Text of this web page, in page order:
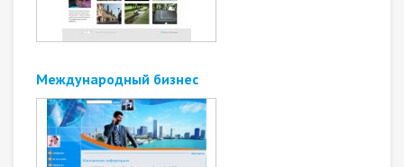
Международный бизнес